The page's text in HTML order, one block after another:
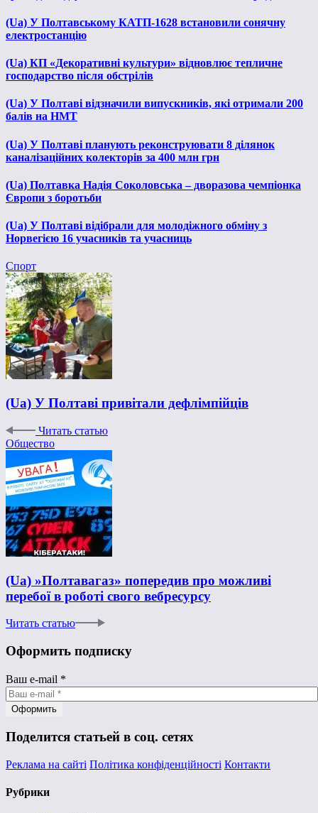
(Ua) У Полтавському КАТП-1628 встановили сонячну
електростанцію
(Ua) КП «Декоративні культури» відновлює тепличне
господарство після обстрілів
(Ua) У Полтаві відзначили випускників, які отримали 200
балів на НМТ
(Ua) У Полтаві планують реконструювати 8 ділянок
каналізаційних колекторів за 400 млн грн
(Ua) Полтавка Надія Соколовська – дворазова чемпіонка
Європи з боротьби
(Ua) У Полтаві відібрали для молодіжного обміну з
Норвегією 16 учасників та учасниць
Спорт
(Ua) У Полтаві привітали дефлімпійців
Читать статью
Общество
(Ua) »Полтавагаз» попередив про можливі
перебої в роботі свого вебресурсу
Читать статью
Оформить подписку
Ваш e-mail *
Поделится статьей в соц. сетях
Реклама на сайті Політика конфіденційності Контакти
Рубрики